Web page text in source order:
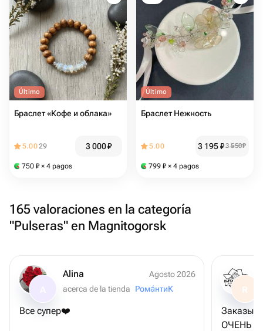
Último
Браслет «Кофе и облака»
5.0029 3 000₽
750 ₽ × 4 pagos
Último
Браслет Нежность
5.00 3 195₽3 550₽
799 ₽ × 4 pagos
165 valoraciones en la categoría
"Pulseras" en Magnitogorsk
Alina
Agosto 2026
acerca de la tienda
Рома́нтиК
Все супер❤️
R
ОЧЕНЬ